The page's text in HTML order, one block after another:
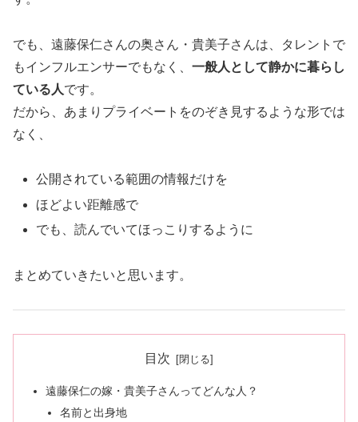
でも、遠藤保仁さんの奥さん・貴美子さんは、タレントで
もインフルエンサーでもなく、 一般人として静かに暮らし
ている人です。
だから、あまりプライベートをのぞき見するような形では
なく、
公開されている範囲の情報だけを
ほどよい距離感で
でも、読んでいてほっこりするように
まとめていきたいと思います。
目次
遠藤保仁の嫁・貴美子さんってどんな人？
名前と出身地